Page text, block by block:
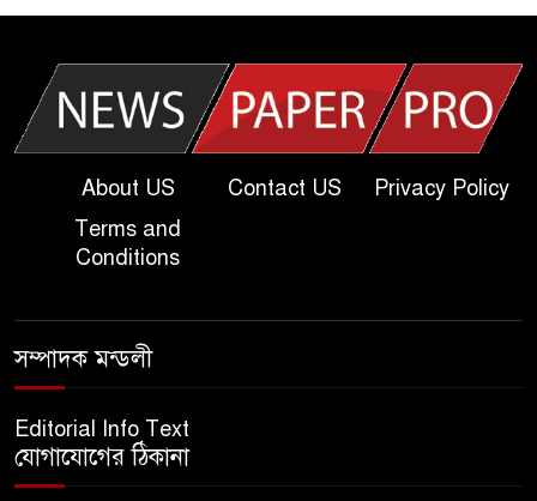
| Today Dakhil Exam
খুবি সি ইউনিট ভর্তি পরীক্ষার প্রশ্ন
২০২৫ | KU C Unit Admission
Question
About US Contact US
Privacy Policy
Terms and
Conditions
সম্পাদক মন্ডলী
Editorial Info Text
যোগাযোগের ঠিকানা